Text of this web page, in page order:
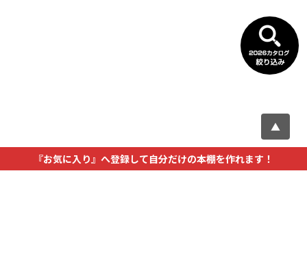
▲
『お気に入り』へ登録して自分だけの本棚を作れます！